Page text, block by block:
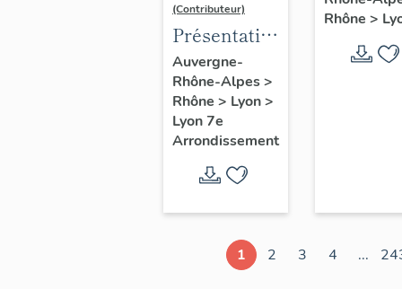
(Contributeur)
Présentation
du secteur
d'étude
Lyon
Guillotière
Auvergne-
Rhône-Alpes>
Rhône > Lyon>
Lyon 7e
Arrondissement
Lyon
Rhône >
1 2 3 4 ...